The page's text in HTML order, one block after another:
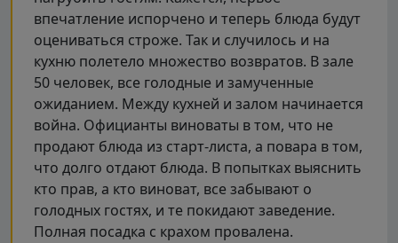
впечатление испорчено и теперь блюда будут
оцениваться строже. Так и случилось и на
кухню полетело множество возвратов. В зале
50 человек, все голодные и замученные
ожиданием. Между кухней и залом начинается
война. Официанты виноваты в том, что не
продают блюда из старт-листа, а повара в том,
что долго отдают блюда. В попытках выяснить
кто прав, а кто виноват, все забывают о
голодных гостях, и те покидают заведение.
Полная посадка с крахом провалена.